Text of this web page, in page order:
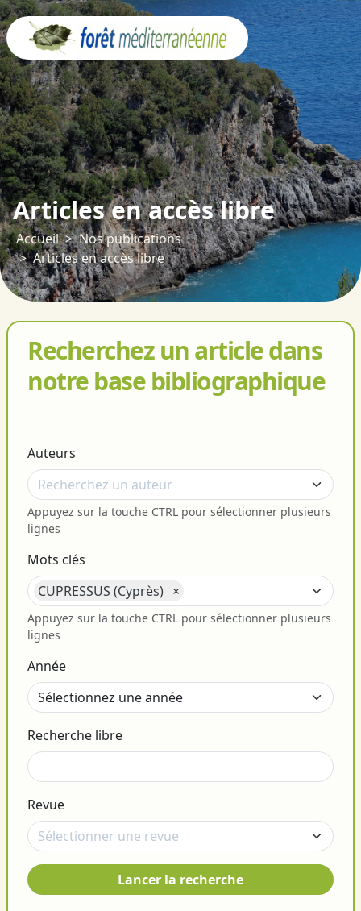
Articles en accès libre
Accueil
Nos publications
Articles en accès libre
Recherchez un article dans
notre base bibliographique
Auteurs
Appuyez sur la touche CTRL pour sélectionner plusieurs
lignes
Mots clés
CUPRESSUS (Cyprès) ×
Appuyez sur la touche CTRL pour sélectionner plusieurs
lignes
Année
Recherche libre
Revue
Lancer la recherche
Panneau de gestion des cookies